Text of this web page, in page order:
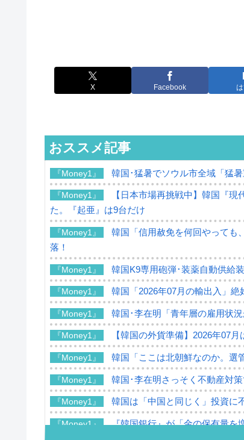
X Facebook
おススメ記事
『Money1』 韓国･猛暑でソウル市全域「猛
『Money1』
【日本市場再挑戦中】韓国『
た。『起亜』は9台だけ
『Money1』
韓国「信用赦免を何回やっても
落！
『Money1』 韓国K9専用砲弾･装薬自動供給
『Money1』 韓国「2026年07月の輸出入」
『Money1』 韓国･李在明「青年層の雇用状
『Money1』 【韓国の外貨準備】2026年07
『Money1』 韓国「ここは北朝鮮なのか。選
『Money1』 韓国･李在明さっそく不動産対策
『Money1』 韓国は「中国と同じく」投資に
『Money1』 『韓国銀行』が「金の保有量を